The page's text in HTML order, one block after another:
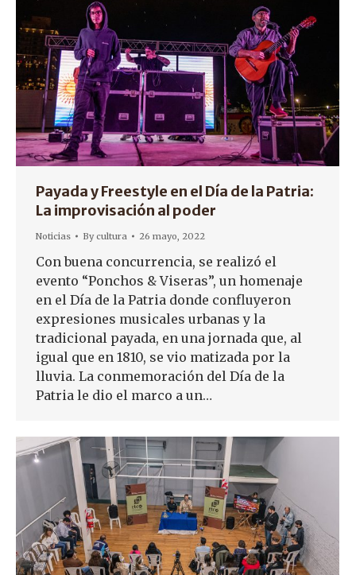
Payada y Freestyle en el Día de la Patria:
La improvisación al poder
Noticias Bycultura 26 mayo, 2022
Con buena concurrencia, se realizó el
evento “Ponchos & Viseras”, un homenaje
en el Día de la Patria donde confluyeron
expresiones musicales urbanas y la
tradicional payada, en una jornada que, al
igual que en 1810, se vio matizada por la
lluvia. La conmemoración del Día de la
Patria le dio el marco a un…